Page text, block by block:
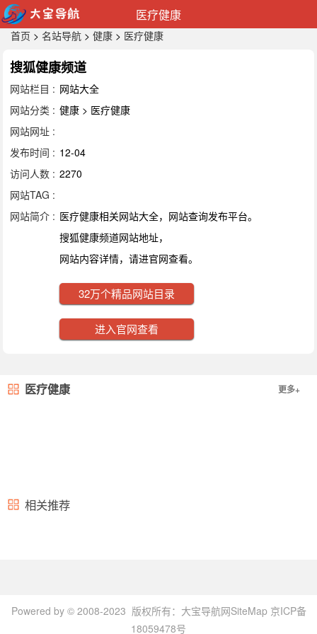
医疗健康
首页 > 名站导航 > 健康 > 医疗健康
搜狐健康频道
网站栏目 : 网站大全
网站分类 : 健康 > 医疗健康
网站网址 :
发布时间 : 12-04
访问人数 : 2270
网站TAG :
网站简介 : 医疗健康相关网站大全，网站查询发布平台。
搜狐健康频道网站地址，
网站内容详情，请进官网查看。
32万个精品网站目录
进入官网查看
医疗健康 更多+
相关推荐
Powered by © 2008-2023 版权所有： 大宝导航网SiteMap 京ICP备
18059478号